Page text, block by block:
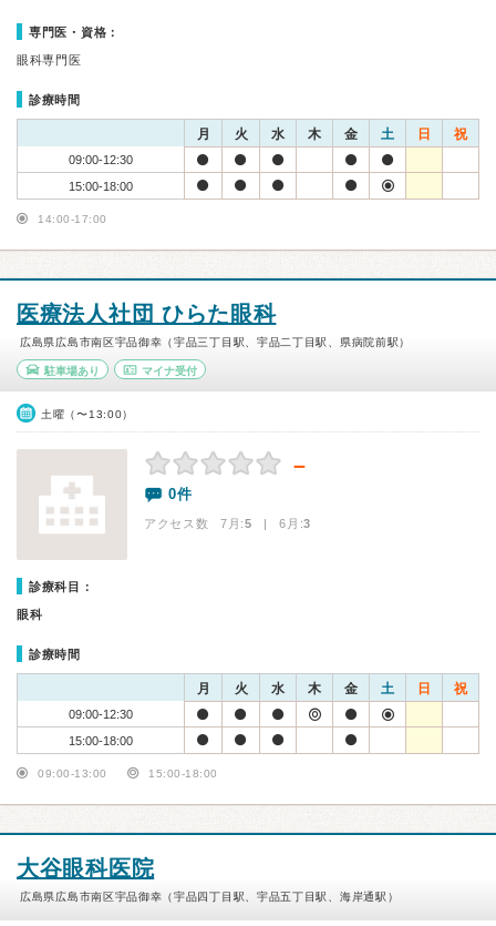
専門医・資格：
眼科専門医
診療時間
月 火 水 木 金 土 日 祝
09:00-12:30
15:00-18:00
14:00-17:00
医療法人社団 ひらた眼科
広島県広島市南区宇品御幸（宇品三丁目駅、宇品二丁目駅、県病院前駅）
駐車場あり マイナ受付
土曜（〜13:00）
－
0件
アクセス数 7月:5 | 6月:3
診療科目：
眼科
診療時間
月 火 水 木 金 土 日 祝
09:00-12:30
15:00-18:00
09:00-13:00 15:00-18:00
大谷眼科医院
広島県広島市南区宇品御幸（宇品四丁目駅、宇品五丁目駅、海岸通駅）